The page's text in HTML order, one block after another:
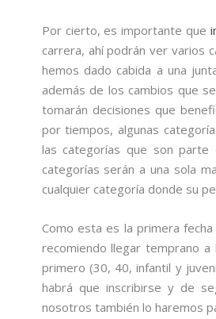
Por cierto, es importante que
carrera, ahí podrán ver varios
hemos dado cabida a una
además de los cambios que
tomarán decisiones que
por tiempos, algunas
las categorías que son parte
categorías serán a una sola
cualquier categoría donde su
Como esta es la primera
recomiendo llegar temprano
primero (30, 40, infantil y
habrá que inscribirse y de
nosotros también lo haremos